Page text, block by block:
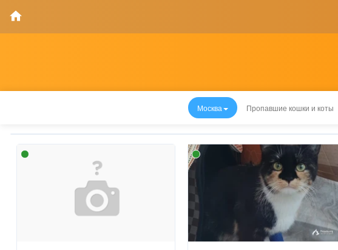
Москва Пропавшие кошки и коты